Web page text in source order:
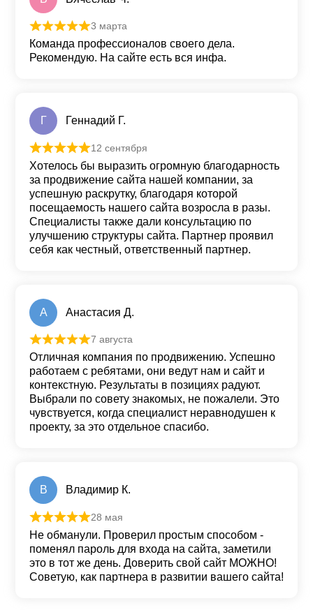
Оценка из 5
3 марта
Команда профессионалов своего дела.
Рекомендую. На сайте есть вся инфа.
Г Геннадий Г.
Оценка5 из 5
12 сентября
Хотелось бы выразить огромную благодарность
за продвижение сайта нашей компании, за
успешную раскрутку, благодаря которой
посещаемость нашего сайта возросла в разы.
Специалисты также дали консультацию по
улучшению структуры сайта. Партнер проявил
себя как честный, ответственный партнер.
А Анастасия Д.
Оценка из 5
7 августа
Отличная компания по продвижению. Успешно
работаем с ребятами, они ведут нам и сайт и
контекстную. Результаты в позициях радуют.
Выбрали по совету знакомых, не пожалели. Это
чувствуется, когда специалист неравнодушен к
проекту, за это отдельное спасибо.
В Владимир К.
Оценка5 из 5
28 мая
Не обманули. Проверил простым способом -
поменял пароль для входа на сайта, заметили
это в тот же день. Доверить свой сайт МОЖНО!
Советую, как партнера в развитии вашего сайта!